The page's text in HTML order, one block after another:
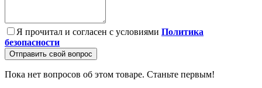
Я прочитал и согласен с условиями Политика
безопасности
Отправить свой вопрос
Пока нет вопросов об этом товаре. Станьте первым!